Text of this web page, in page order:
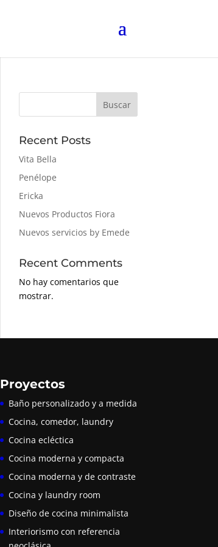
Buscar
Recent Posts
Vita Bella
Penélope
Ericka
Nuevos Productos Fiora
Nuevos servicios by Emede
Recent Comments
No hay comentarios que
mostrar.
Proyectos
Baño personalizado y a medida
Cocina, comedor, laundry
Cocina ecléctica
Cocina moderna y compacta
Cocina moderna y de contraste
Cocina y laundry room
Diseño de cocina minimalista
Interiorismo con referencia